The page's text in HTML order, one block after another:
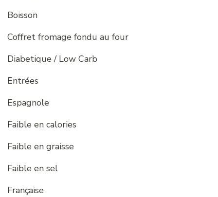
Boisson
Coffret fromage fondu au four
Diabetique / Low Carb
Entrées
Espagnole
Faible en calories
Faible en graisse
Faible en sel
Française